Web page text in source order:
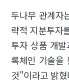
두나무 관계자
략적 지분투자
투자 상품 개
록체인 기술을
것"이라고 밝